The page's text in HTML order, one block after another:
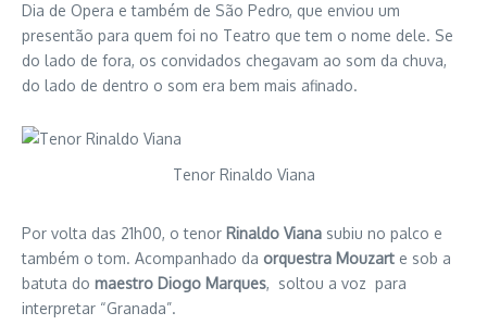
Dia de Opera e também de São Pedro, que enviou um
presentão para quem foi no Teatro que tem o nome dele. Se
do lado de fora, os convidados chegavam ao som da chuva,
do lado de dentro o som era bem mais afinado.
Tenor Rinaldo Viana
Por volta das 21h00, o tenor Rinaldo Viana subiu no palco e
também o tom. Acompanhado da orquestra Mouzart e sob a
batuta do maestro Diogo Marques, soltou a voz para
interpretar “Granada”.